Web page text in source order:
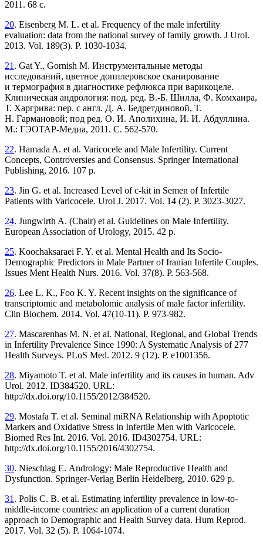
2011. 68 с.
20. Eisenberg M. L. et al. Frequency of the male infertility
evaluation: data from the national survey of family growth. J Urol.
2013. Vol. 189(3). P. 1030-1034.
21 . Gat Y., Gornish M. Инструментальные методы
исследований, цветное допплеровское сканирование
и термография в диагностике рефлюкса при варикоцеле.
Клиническая андрология: под. ред. В.-Б. Шилла, Ф. Комхаира,
Т. Харгрива: пер. с англ. Д. А. Бедретдиновой, Т.
Н. Гармановой; под ред. О. И. Аполихина, И. И. Абдуллина.
М.: ГЭОТАР-Медиа, 2011. С. 562-570.
22. Hamada A. et al. Varicocele and Male Infertility. Current
Concepts, Controversies and Consensus. Springer International
Publishing, 2016. 107 p.
23. Jin G. et al. Increased Level of c-kit in Semen of Infertile
Patients with Varicocele. Urol J. 2017. Vol. 14 (2). P. 3023-3027.
24. Jungwirth A. (Chair) et al. Guidelines on Male Infertility.
European Association of Urology, 2015. 42 p.
25. Koochaksaraei F. Y. et al. Mental Health and Its Socio-
Demographic Predictors in Male Partner of Iranian Infertile Couples.
Issues Ment Health Nurs. 2016. Vol. 37(8). P. 563-568.
26. Lee L. K., Foo K. Y. Recent insights on the significance of
transcriptomic and metabolomic analysis of male factor infertility.
Clin Biochem. 2014. Vol. 47(10-11). P. 973-982.
27. Mascarenhas M. N. et al. National, Regional, and Global Trends
in Infertility Prevalence Since 1990: A Systematic Analysis of 277
Health Surveys. PLoS Med. 2012. 9 (12). P. e1001356.
28. Miyamoto T. et al. Male infertility and its causes in human. Adv
Urol. 2012. ID384520. URL:
http://dx.doi.org/10.1155/2012/384520.
29. Mostafa T. et al. Seminal miRNA Relationship with Apoptotic
Markers and Oxidative Stress in Infertile Men with Varicocele.
Biomed Res Int. 2016. Vol. 2016. ID4302754. URL:
http://dx.doi.org/10.1155/2016/4302754.
30. Nieschlag E. Andrology: Male Reproductive Health and
Dysfunction. Springer-Verlag Berlin Heidelberg, 2010. 629 p.
31 . Polis C. B. et al. Estimating infertility prevalence in low-to-
middle-income countries: an application of a current duration
approach to Demographic and Health Survey data. Hum Reprod.
2017. Vol. 32 (5). Р. 1064-1074.